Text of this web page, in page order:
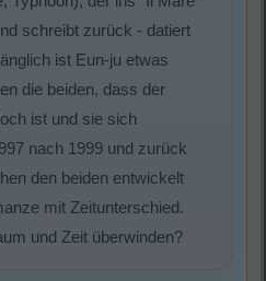
schreibt zurück - datiert
ist Eun-ju etwas
die beiden, dass der
ist und sie sich
nach 1999 und zurück
den beiden entwickelt
mit Zeitunterschied.
und Zeit überwinden?